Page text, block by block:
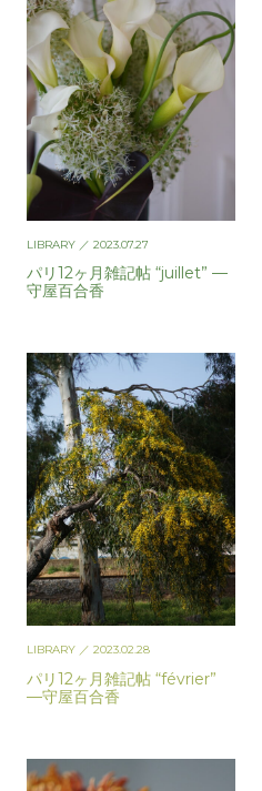
LIBRARY ／ 2023.07.27
パリ12ヶ月雑記帖 “juillet” —
守屋百合香
LIBRARY ／ 2023.02.28
パリ12ヶ月雑記帖 “février”
—守屋百合香